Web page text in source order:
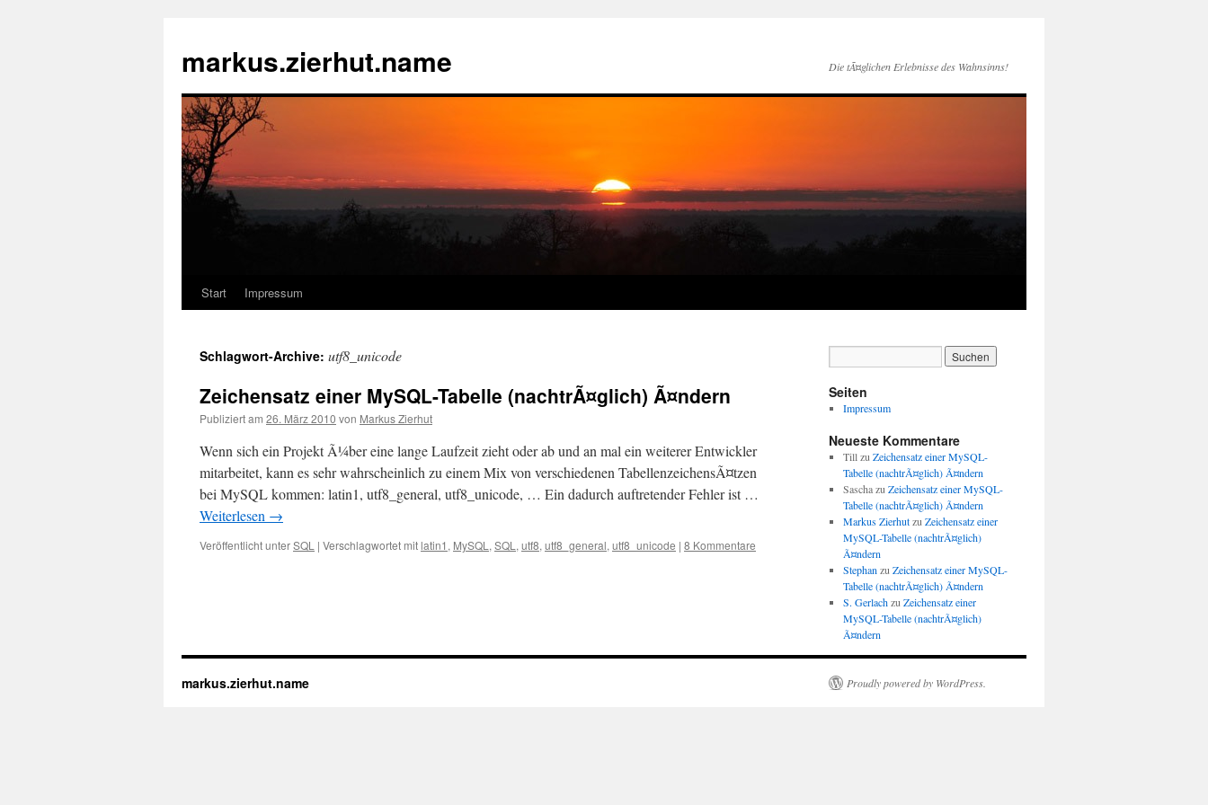
markus.zierhut.name Die tÃ¤glichen Erlebnisse des Wahnsinns!
Springe
Inhalt
Start Impressum
Schlagwort-Archive: utf8_unicode
Zeichensatz einer MySQL-Tabelle (nachtrÃ¤glich) Ã¤ndern
Publiziert am 26. März 2010 von Markus Zierhut
Wenn sich ein Projekt Ã¼ber eine lange Laufzeit zieht oder ab und an mal ein weiterer Entwickler
mitarbeitet, kann es sehr wahrscheinlich zu einem Mix von verschiedenen TabellenzeichensÃ¤tzen
bei MySQL kommen: latin1, utf8_general, utf8_unicode, … Ein dadurch auftretender Fehler ist …
Weiterlesen →
Veröffentlicht unterSQL | Verschlagwortet mitlatin1 , MySQL , SQL , utf8, utf8_general, utf8_unicode | 8 Kommentare
Seiten
Impressum
Neueste Kommentare
Tillzu Zeichensatz einer MySQL-
Tabelle (nachtrÃ¤glich) Ã¤ndern
Saschazu Zeichensatz einer MySQL-
Tabelle (nachtrÃ¤glich) Ã¤ndern
Markus Zierhutzu Zeichensatz einer
MySQL-Tabelle (nachtrÃ¤glich)
Ã¤ndern
Stephan zu Zeichensatz einer MySQL-
Tabelle (nachtrÃ¤glich) Ã¤ndern
S. Gerlachzu Zeichensatz einer
MySQL-Tabelle (nachtrÃ¤glich)
Ã¤ndern
markus.zierhut.name Proudly powered by WordPress.